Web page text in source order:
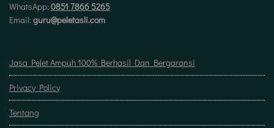
WhatsApp: 0851 7866 5265
Email: guru@peletasli.com
Jasa Pelet Ampuh 100% Berhasil Dan Bergaransi
Privacy Policy
Tentang